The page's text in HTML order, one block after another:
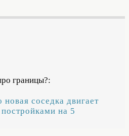
границы?:
соседка двигает
на 5